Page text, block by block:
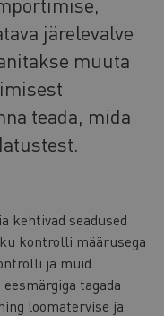
järelevalve
muuta
teada, mida
kehtivad seadused
kontrolli määrusega
ja muid
tagada
loomatervise ja